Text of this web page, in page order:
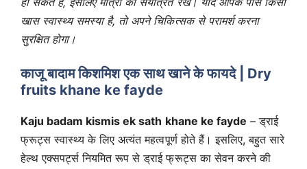
खास स्वास्थ्य समस्या है, तो अपने चिकित्सक से परामर्श करना
सुरक्षित होगा।
काजू बादाम किशमिश एक साथ खाने के फायदे | Dry
fruits khane ke fayde
Kaju badam kismis ek sath khane ke fayde – ड्राई
फ्रूट्स स्वास्थ्य के लिए अत्यंत महत्वपूर्ण होते हैं। इसलिए, बहुत सारे
हेल्थ एक्सपर्ट्स नियमित रूप से ड्राई फ्रूट्स का सेवन करने की